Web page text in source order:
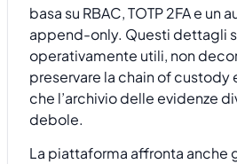
basa su RBAC, TOTP 2FA e un
append-only. Questi dettagli
operativamente utili, non
preservare la chain of custody
che l’archivio delle evidenze
debole.
La piattaforma affronta anche